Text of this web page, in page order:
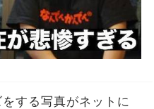
する写真がネットに